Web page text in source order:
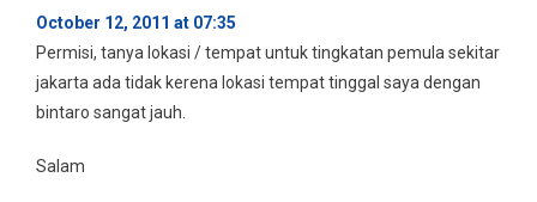
October 12, 2011 at 07:35
Permisi, tanya lokasi / tempat untuk tingkatan pemula sekitar
jakarta ada tidak kerena lokasi tempat tinggal saya dengan
bintaro sangat jauh.
Salam